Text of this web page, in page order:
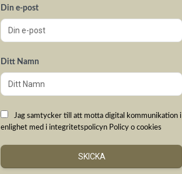
Din e-post
Ditt Namn
Jag samtycker till att motta digital kommunikation i
enlighet med i integritetspolicyn Policy o cookies
SKICKA